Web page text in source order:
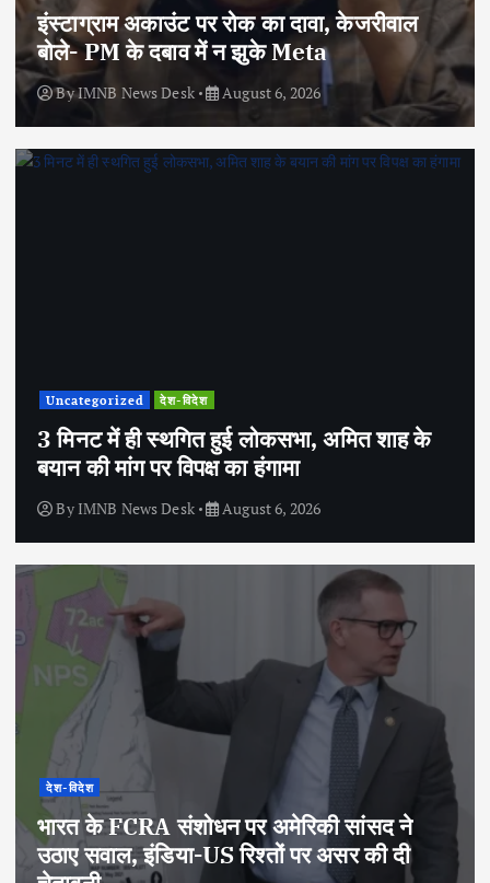
इंस्टाग्राम अकाउंट पर रोक का दावा, केजरीवाल
बोले- PM के दबाव में न झुके Meta
ByIMNB News Desk August 6, 2026
Uncategorized देश-विदेश
3 मिनट में ही स्थगित हुई लोकसभा, अमित शाह के
बयान की मांग पर विपक्ष का हंगामा
By IMNB News Desk August 6, 2026
देश-विदेश
भारत के FCRA संशोधन पर अमेरिकी सांसद ने
उठाए सवाल, इंडिया-US रिश्तों पर असर की दी